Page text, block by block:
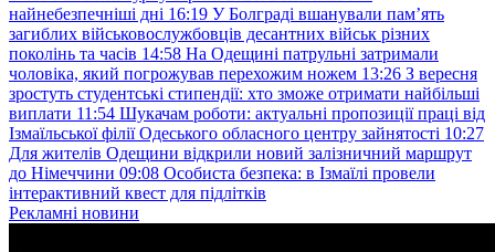
найнебезпечніші дні 16:19 У Болграді вшанували пам’ять
загиблих військовослужбовців десантних військ різних
поколінь та часів 14:58 На Одещині патрульні затримали
чоловіка, який погрожував перехожим ножем 13:26 З вересня
зростуть студентські стипендії: хто зможе отримати найбільші
виплати 11:54 Шукачам роботи: актуальні пропозиції праці від
Ізмаїльської філії Одеського обласного центру зайнятості 10:27
Для жителів Одещини відкрили новий залізничний маршрут
до Німеччини 09:08 Особиста безпека: в Ізмаїлі провели
інтерактивний квест для підлітків
Рекламні новини